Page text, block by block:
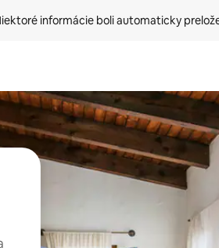
informácie boli automaticky